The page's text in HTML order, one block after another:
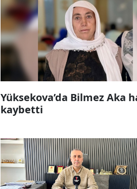
Yüksekova’da Bilmez Aka
kaybetti